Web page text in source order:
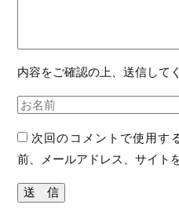
内容をご確認の上、送信して
次回のコメントで使用す
前、メールアドレス、サイト